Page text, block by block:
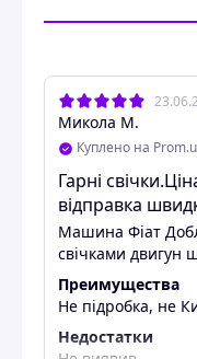
Микола М.
Куплено на
Гарні
відправка
Машина Фіат
свічками двигун
Преимущества
Не підробка, не
Недостатки